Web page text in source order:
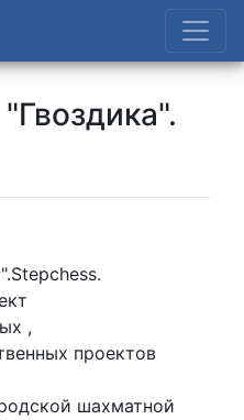
,
проектов
шахматной